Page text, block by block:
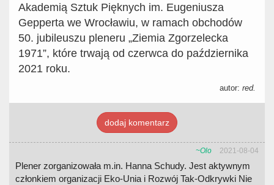
Akademią Sztuk Pięknych im. Eugeniusza
Gepperta we Wrocławiu, w ramach obchodów
50. jubileuszu pleneru „Ziemia Zgorzelecka
1971”, które trwają od czerwca do października
2021 roku.
autor: red.
dodaj komentarz
~Olo 2021-08-04
Plener zorganizowała m.in. Hanna Schudy. Jest aktywnym
członkiem organizacji Eko-Unia i Rozwój Tak-Odkrywki Nie